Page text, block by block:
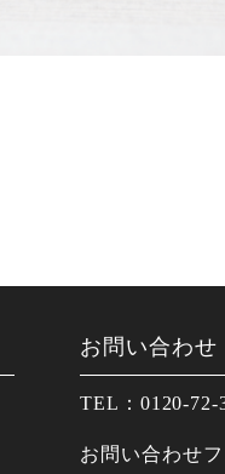
お問い合わせ
TEL：0120-72-
お問い合わせ